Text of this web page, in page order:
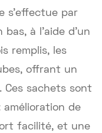
s'effectue par
bas, à l'aide d'un
remplis, les
offrant un
Ces sachets sont
amélioration de
facilité, et une